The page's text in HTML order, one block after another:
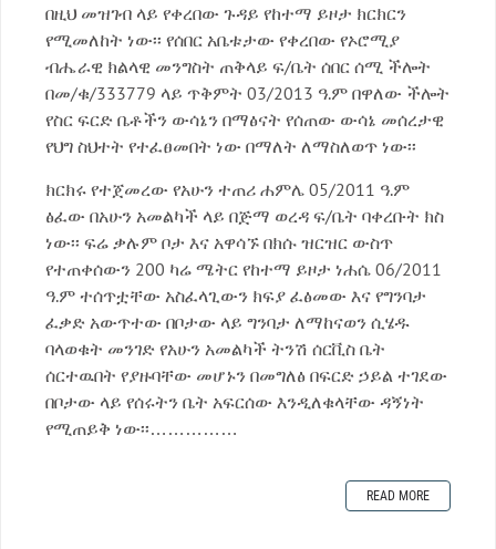
በዚህ መዝገብ ላይ የቀረበው ጉዳይ የከተማ ይዞታ ክርክርን
የሚመለከት ነው፡፡ የሰበር አቤቱታው የቀረበው የኦሮሚያ
ብሔራዊ ክልላዊ መንግስት ጠቅላይ ፍ/ቤት ሰበር ሰሚ ችሎት
በመ/ቁ/333779 ላይ ጥቅምት 03/2013 ዓ.ም በዋለው ችሎት
የስር ፍርድ ቤቶችን ውሳኔን በማፅናት የሰጠው ውሳኔ መሰረታዊ
የህግ ስህተት የተፈፀመበት ነው በማለት ለማስለወጥ ነው፡፡
ክርክሩ የተጀመረው የአሁን ተጠሪ ሐምሌ 05/2011 ዓ.ም
ፅፈው በአሁን አመልካች ላይ በጅማ ወረዳ ፍ/ቤት ባቀረቡት ክስ
ነው፡፡ ፍሬ ቃሉም ቦታ እና አዋሳኙ በክሱ ዝርዝር ውስጥ
የተጠቀሰውን 200 ካሬ ሜትር የከተማ ይዞታ ነሐሴ 06/2011
ዓ.ም ተሰጥቷቸው አስፈላጊውን ክፍያ ፈፅመው እና የግንባታ
ፈቃድ አውጥተው በቦታው ላይ ግንባታ ለማከናወን ሲሄዱ
ባላወቁት መንገድ የአሁን አመልካች ትንሽ ሰርቪስ ቤት
ሰርተዉበት የያዙባቸው መሆኑን በመግለፅ በፍርድ ኃይል ተገደው
በቦታው ላይ የሰሩትን ቤት አፍርሰው እንዲለቁላቸው ዳኝነት
የሚጠይቅ ነው፡፡……………
READ MORE